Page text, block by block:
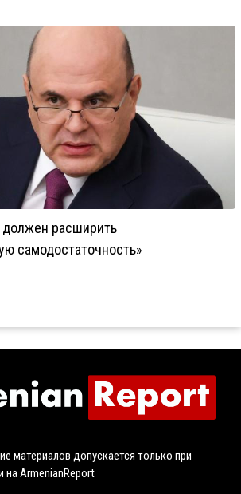
расширить
самодостаточность»
материалов допускается только при
на ArmenianReport